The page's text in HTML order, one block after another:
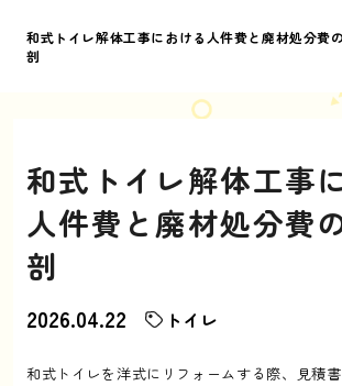
和式トイレ解体工事における人件費と廃材処分費
剖
和式トイレ解体工事
人件費と廃材処分費
剖
2026.04.22 トイレ
和式トイレを洋式にリフォームする際、見積